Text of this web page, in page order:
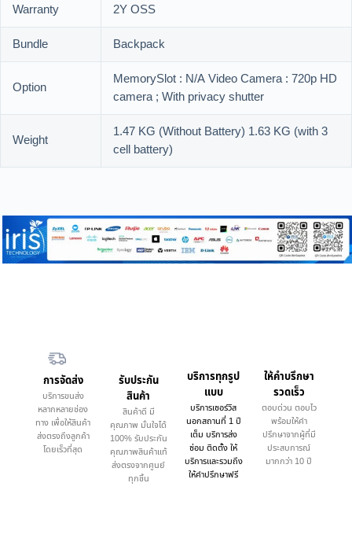
Warranty
2Y OSS
Bundle
Backpack
Option
MemorySlot : N/A Video Camera : 720p HD
camera ; With privacy shutter
Weight
1.47 KG (Without Battery) 1.63 KG (with 3
cell battery)
การจัดส่ง
บริการขนส่ง
หลากหลายช่อง
ทาง เพื่อให้สินค้า
ส่งตรงถึงลูกค้า
โดยเร็วที่สุด
รับประกัน
สินค้า
สินค้าดี มี
คุณภาพ มั่นใจได้
100% รับประกัน
คุณภาพสินค้าแท้
ส่งตรงจากศูนย์
ทุกชิ้น
บริการทุกรูป
แบบ
บริการเซอร์วิส
นอกสถานที่ 1 ปี
เต็ม บริการส่ง
ซ่อม ติดตั้ง ให้
บริการและรวมถึง
ให้คำปรึกษาฟรี
ให้คำบรึกษา
รวดเร็ว
ตอบด่วน ตอบไว
พร้อมให้คำ
ปรึกษาจากผู้ที่มี
ประสบการณ์
มากกว่า 10 ปี